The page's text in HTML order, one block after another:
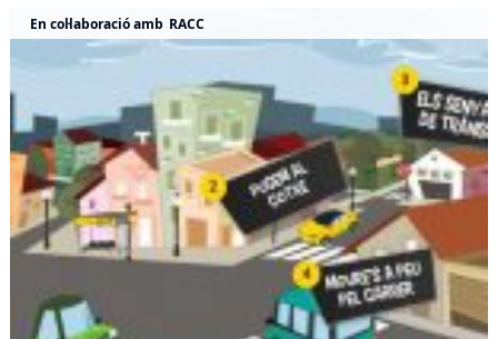
En col·laboració amb RACC